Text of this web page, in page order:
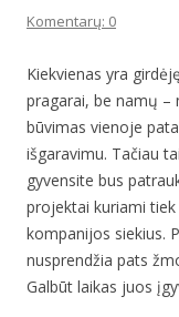
Komentarų: 0
Kiekvienas yra
pragarai, be namų –
būvimas vienoje
išgaravimu. Tačiau
gyvensite bus
projektai kuriami
kompanijos siekius.
nusprendžia pats
Galbūt laikas juos